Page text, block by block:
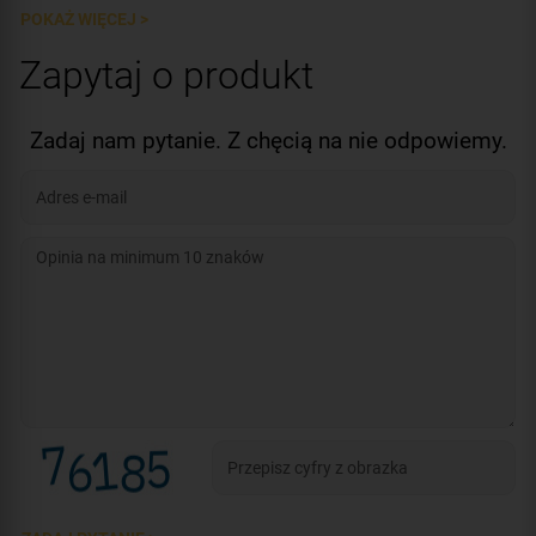
POKAŻ WIĘCEJ >
Zapytaj o produkt
Zadaj nam pytanie. Z chęcią na nie odpowiemy.